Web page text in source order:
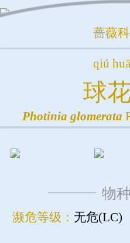
蔷薇科
qiú
球
Photinia glomerata
物
濒危等级： 无危(LC)